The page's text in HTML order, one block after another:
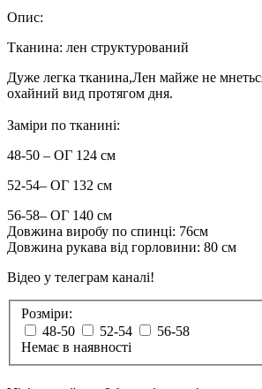
Опис:
Тканина: лен структурований
Дуже легка тканина,Лен майже не мнеться
охайний вид протягом дня.
Заміри по тканині:
48-50 – ОГ 124 см
52-54– ОГ 132 см
56-58– ОГ 140 см
Довжина виробу по спинці: 76см
Довжина рукава від горловини: 80 см
Відео у телеграм каналі!
Розміри:
48-50
52-54
56-58
Немає в наявності